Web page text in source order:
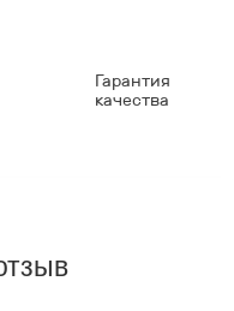
Гарантия
качества